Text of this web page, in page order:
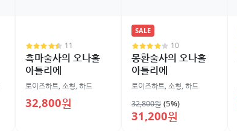
11
흑마술사의 오나홀
아틀리에
토이즈하트,소형,하드
32,800원
SALE
10
몽환술사의 오나홀
아틀리에
토이즈하트,소형,하드
32,800원 (5%)
31,200원